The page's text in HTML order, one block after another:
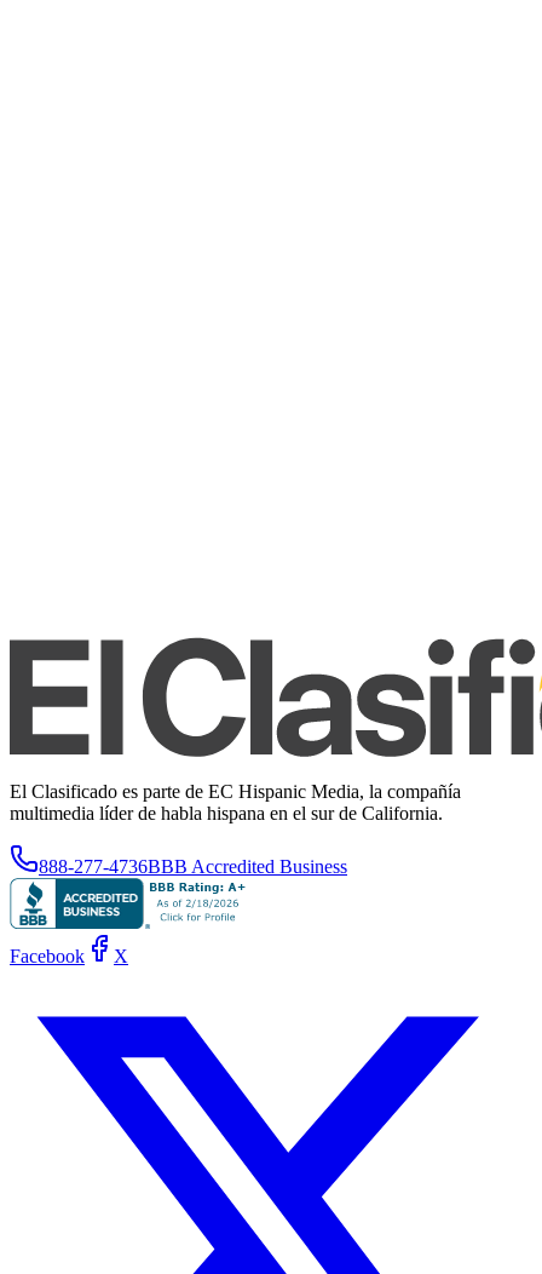
El Clasificado es parte de EC Hispanic Media, la compañía
multimedia líder de habla hispana en el sur de California.
888-277-4736BBB Accredited Business
Facebook X